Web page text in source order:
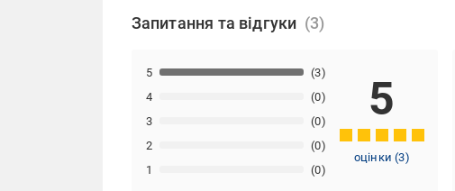
Запитання та відгуки
1 (0)
2 (0)
3 (0)
4 (0)
5 (3)
5
оцінки(3)